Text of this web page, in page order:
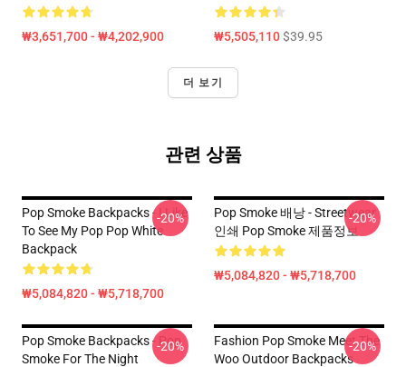
₩3,651,700 - ₩4,202,900 ₩5,505,110$39.95
더 보기
관련 상품
Pop Smoke Backpacks - I Like
To See My Pop Pop White
Backpack
₩5,084,820 - ₩5,718,700
-20%
Pop Smoke 배낭 - Streetwear
인쇄 Pop Smoke 제품정보
₩5,084,820 - ₩5,718,700
-20%
Pop Smoke Backpacks - Pop
Smoke For The Night
-20%
Fashion Pop Smoke Meet The
Woo Outdoor Backpacks
-20%